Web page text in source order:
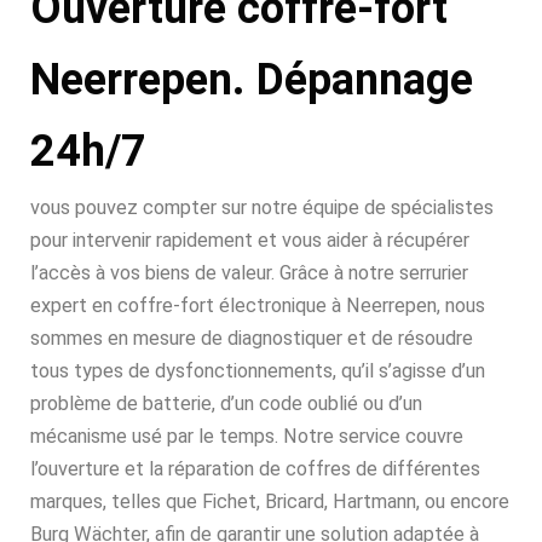
Neerrepen. Dépannage
24h/7
vous pouvez compter sur notre équipe de spécialistes
pour intervenir rapidement et vous aider à récupérer
l’accès à vos biens de valeur. Grâce à notre serrurier
expert en coffre-fort électronique à Neerrepen, nous
sommes en mesure de diagnostiquer et de résoudre
tous types de dysfonctionnements, qu’il s’agisse d’un
problème de batterie, d’un code oublié ou d’un
mécanisme usé par le temps. Notre service couvre
l’ouverture et la réparation de coffres de différentes
marques, telles que Fichet, Bricard, Hartmann, ou encore
Burg Wächter, afin de garantir une solution adaptée à